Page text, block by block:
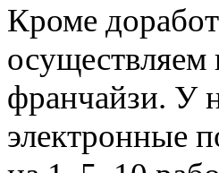
Кроме
франчайзи. У
электронные